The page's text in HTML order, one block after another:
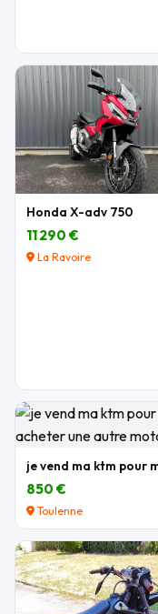
Honda X-adv 750
11 290 €
La Ravoire
850 €
Toulenne